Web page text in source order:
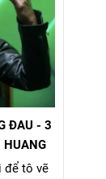
ĐAU - 3
HUANG
để tô vẽ